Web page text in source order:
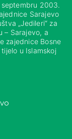
2003.
Sarajevo
„Jedileri“ za
– Sarajevo, a
zajednice Bosne
u Islamskoj